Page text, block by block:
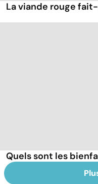
La viande rouge
Quels sont les